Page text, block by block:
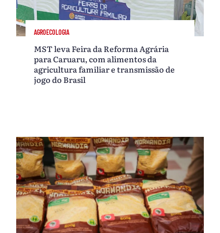
AGROECOLOGIA
MST leva Feira da Reforma Agrária
para Caruaru, com alimentos da
agricultura familiar e transmissão de
jogo do Brasil